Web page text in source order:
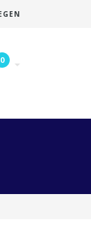
0